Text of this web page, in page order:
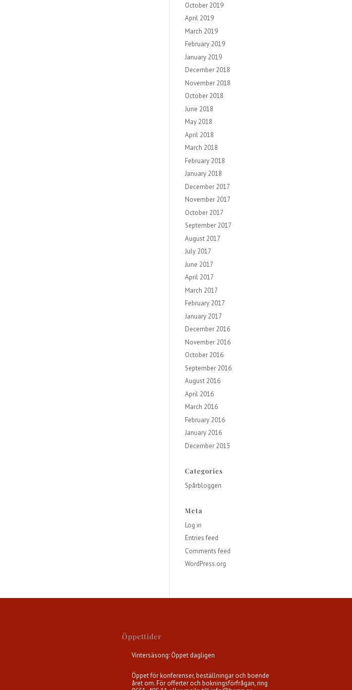
October 2019
April 2019
March 2019
February 2019
January 2019
December 2018
November 2018
October 2018
June 2018
May 2018
April 2018
March 2018
February 2018
January 2018
December 2017
November 2017
October 2017
September 2017
August 2017
July 2017
June 2017
April 2017
March 2017
February 2017
January 2017
December 2016
November 2016
October 2016
September 2016
August 2016
April 2016
March 2016
February 2016
January 2016
December 2015
Categories
Spårbloggen
Meta
Log in
Entries feed
Comments feed
WordPress.org
Öppettider
Vintersäsong: Öppet dagligen
Öppet för konferenser, beställningar och boende
året om. För offerter och bokningsförfrågan, ring